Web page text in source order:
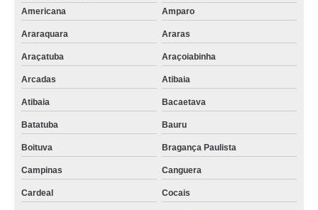
Americana
Amparo
Araraquara Araras
Araçatuba Araçoiabinha
Arcadas Atibaia
Atibaia Bacaetava
Batatuba Bauru
Boituva Bragança Paulista
Campinas Canguera
Cardeal Cocais